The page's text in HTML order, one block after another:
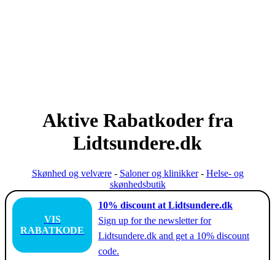
Aktive Rabatkoder fra
Lidtsundere.dk
Skønhed og velvære- Saloner og klinikker- Helse- og
skønhedsbutik
VIS
RABATKODE
10% discount at Lidtsundere.dk
Sign up for the newsletter for
Lidtsundere.dk and get a 10% discount
code.